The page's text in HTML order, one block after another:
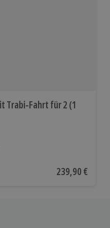
Trabi-Fahrt für 2 (1
auf 4 BewertungenAktueller Preis
239,90 €